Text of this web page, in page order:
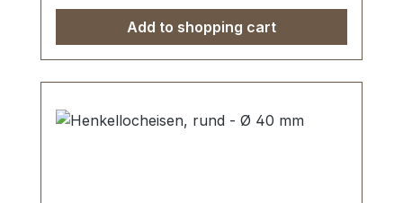
Add to shopping cart